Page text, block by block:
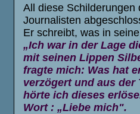
All diese Schilderungen
Journalisten
Er schreibt, was in
„Ich war in der Lage
mit seinen Lippen
fragte mich: Was hat
verzögert und aus der
hörte ich dieses
Wort : „Liebe mich".